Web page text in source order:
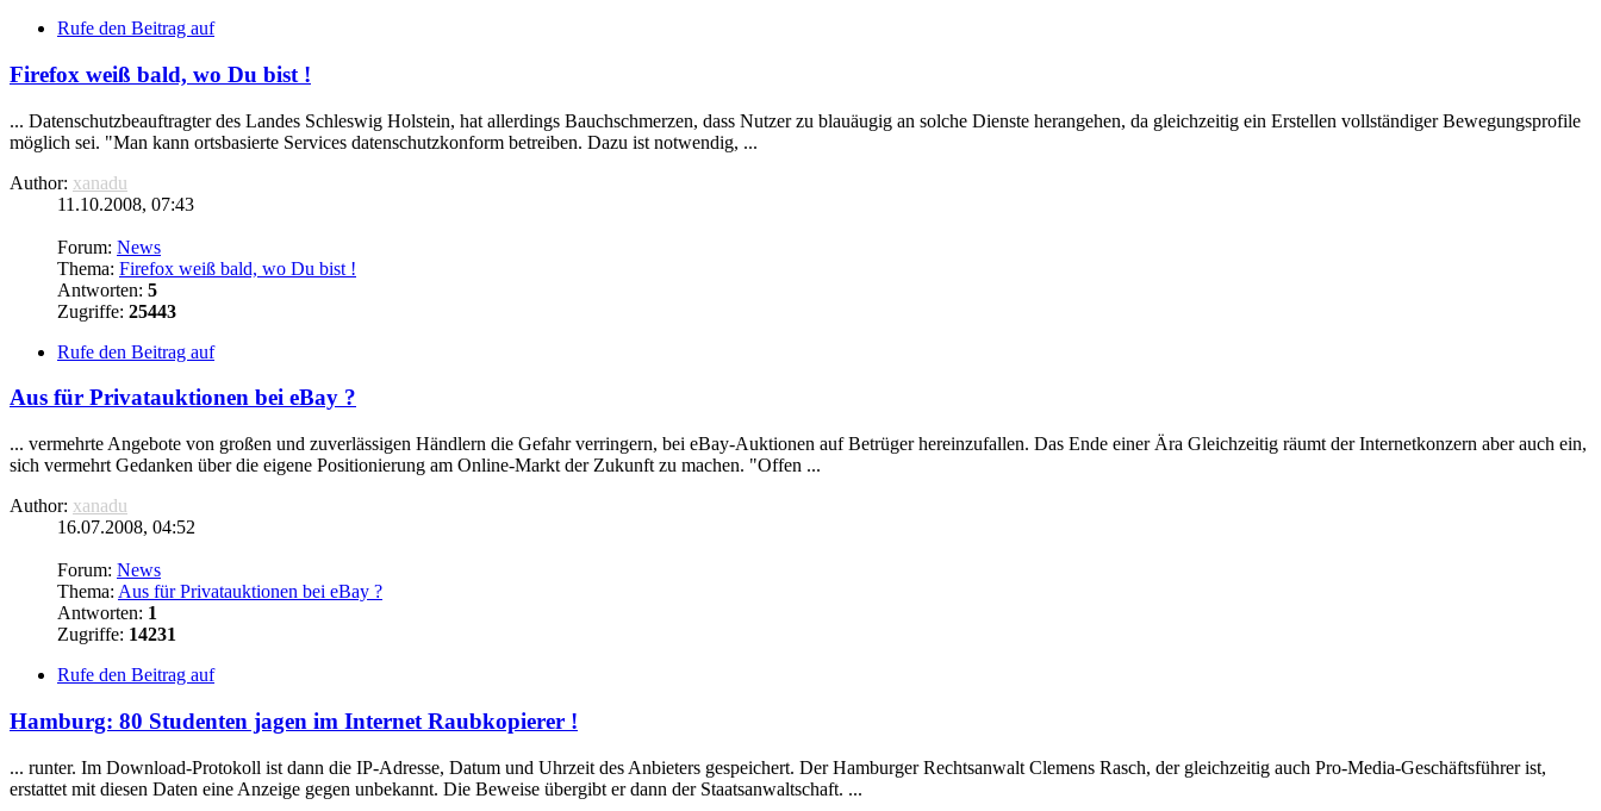
Rufe den Beitrag auf
Firefox weiß bald, wo Du bist !
... Datenschutzbeauftragter des Landes Schleswig Holstein, hat allerdings Bauchschmerzen, dass Nutzer zu blauäugig an solche Dienste herangehen, da gleichzeitig ein Erstellen vollständiger Bewegungsprofile
möglich sei. "Man kann ortsbasierte Services datenschutzkonform betreiben. Dazu ist notwendig, ...
Author: xanadu
11.10.2008, 07:43
Forum: News
Thema: Firefox weiß bald, wo Du bist !
Antworten: 5
Zugriffe: 25443
Rufe den Beitrag auf
Aus für Privatauktionen bei eBay ?
... vermehrte Angebote von großen und zuverlässigen Händlern die Gefahr verringern, bei eBay-Auktionen auf Betrüger hereinzufallen. Das Ende einer Ära Gleichzeitig räumt der Internetkonzern aber auch ein,
sich vermehrt Gedanken über die eigene Positionierung am Online-Markt der Zukunft zu machen. "Offen ...
Author: xanadu
16.07.2008, 04:52
Forum: News
Thema: Aus für Privatauktionen bei eBay ?
Antworten: 1
Zugriffe: 14231
Rufe den Beitrag auf
Hamburg: 80 Studenten jagen im Internet Raubkopierer !
... runter. Im Download-Protokoll ist dann die IP-Adresse, Datum und Uhrzeit des Anbieters gespeichert. Der Hamburger Rechtsanwalt Clemens Rasch, der gleichzeitig auch Pro-Media-Geschäftsführer ist,
erstattet mit diesen Daten eine Anzeige gegen unbekannt. Die Beweise übergibt er dann der Staatsanwaltschaft. ...